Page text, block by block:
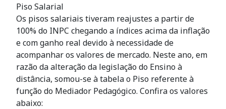
Piso Salarial
Os pisos salariais tiveram reajustes a partir de
100% do INPC chegando a índices acima da inflação
e com ganho real devido à necessidade de
acompanhar os valores de mercado. Neste ano, em
razão da alteração da legislação do Ensino à
distância, somou-se à tabela o Piso referente à
função do Mediador Pedagógico. Confira os valores
abaixo: